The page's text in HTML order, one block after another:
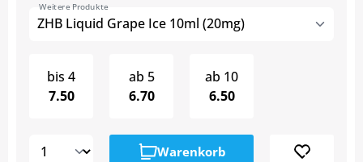
ZHB Liquid Grape Ice 10ml (20mg)
Weitere Produkte
bis 4
7.50
ab 5
6.70
ab 10
6.50
Warenkorb